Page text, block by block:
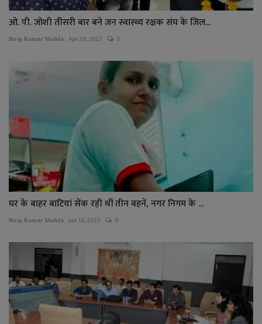
ओ. पी. जोशी तीसरी बार बने जन स्वास्थ्य रक्षक संघ के जिल...
Niraj Kumar Shukla Apr 28, 2022 0
घर के बाहर बाटियां सेंक रही थीं तीन बहनें, नगर निगम के ...
Niraj Kumar Shukla Jan 10, 2022 0